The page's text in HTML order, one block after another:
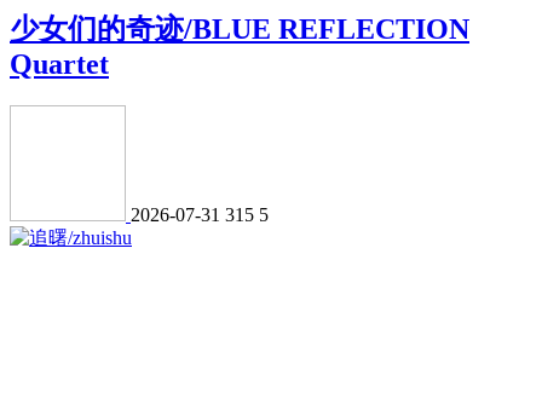
少女们的奇迹/BLUE REFLECTION
Quartet
2026-07-31 315 5